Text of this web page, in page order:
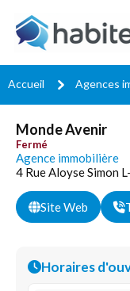
Accueil Agences
Monde Avenir
Fermé
Agence immobilière
4 Rue Aloyse Simon
Site Web
Horaires